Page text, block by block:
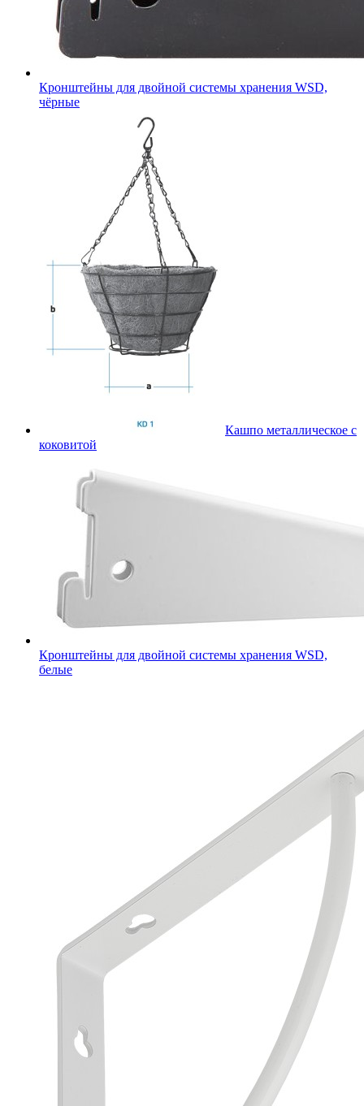
Кронштейны для двойной системы хранения WSD,
чёрные
Кашпо металлическое с
коковитой
Кронштейны для двойной системы хранения WSD,
белые